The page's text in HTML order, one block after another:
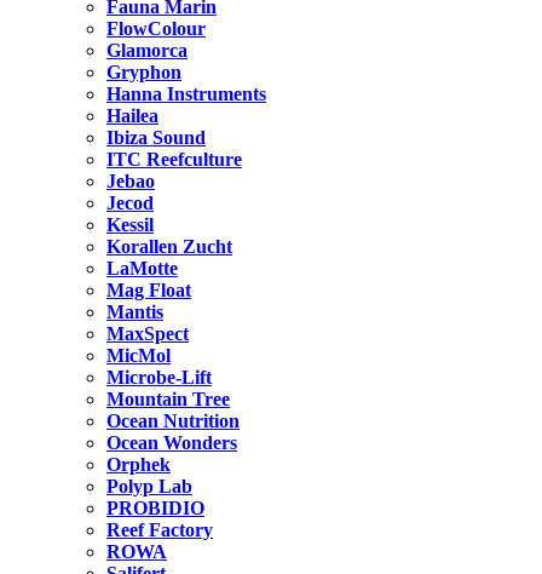
Fauna Marin
FlowColour
Glamorca
Gryphon
Hanna Instruments
Hailea
Ibiza Sound
ITC Reefculture
Jebao
Jecod
Kessil
Korallen Zucht
LaMotte
Mag Float
Mantis
MaxSpect
MicMol
Microbe-Lift
Mountain Tree
Ocean Nutrition
Ocean Wonders
Orphek
Polyp Lab
PROBIDIO
Reef Factory
ROWA